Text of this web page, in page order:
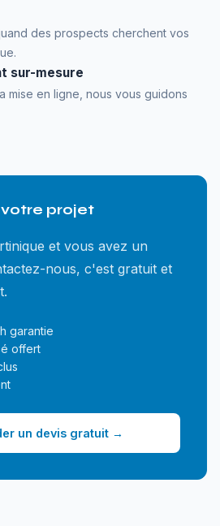
des prospects cherchent vos
sur-mesure
mise en ligne, nous vous guidons
votre projet
et vous avez un
nous, c'est gratuit et
garantie
offert
un devis gratuit →